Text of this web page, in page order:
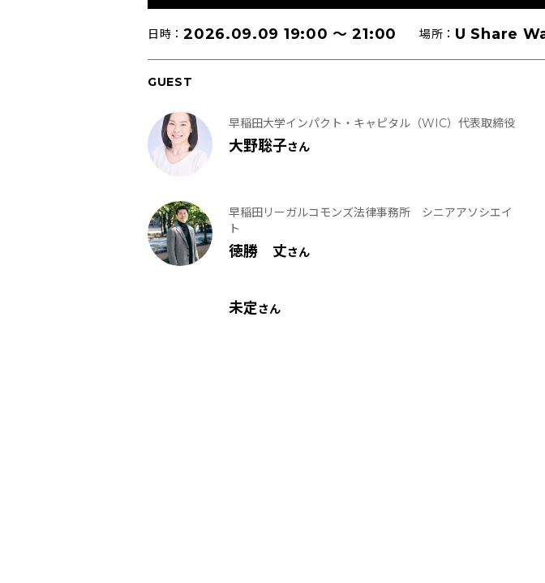
日時：2026.09.09 19:00〜 21:00 場所： U Share
GUEST
早稲田大学インパクト・キャピタル（WIC）代表取締役
大野聡子さん
早稲田リーガルコモンズ法律事務所 シニアアソシエイ
ト
徳勝 丈さん
未定さん